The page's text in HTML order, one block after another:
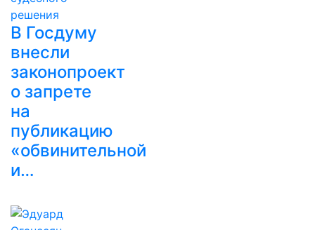
В Госдуму
внесли
законопроект
о запрете
на
публикацию
«обвинительной
и…